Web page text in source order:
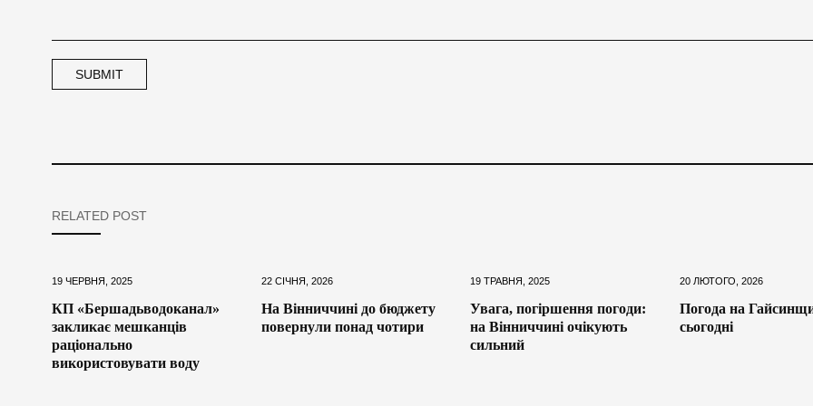
RELATED POST
19 ЧЕРВНЯ, 2025
КП «Бершадьводоканал»
закликає мешканців
раціонально
використовувати воду
22 СІЧНЯ, 2026
На Вінниччині до бюджету
повернули понад чотири
19 ТРАВНЯ, 2025
Увага, погіршення погоди:
на Вінниччині очікують
сильний
20 ЛЮТОГО, 2026
Погода на
сьогодні